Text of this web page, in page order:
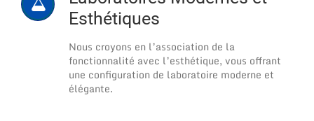
Esthétiques
Nous croyons en l’association de la
fonctionnalité avec l’esthétique, vous offrant
une configuration de laboratoire moderne et
élégante.